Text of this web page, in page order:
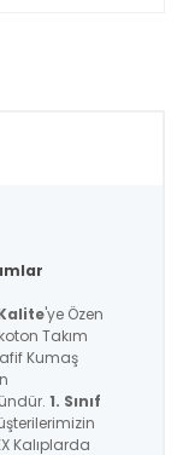
'ye Özen
Takım
Kumaş
1. Sınıf
Kalıplarda